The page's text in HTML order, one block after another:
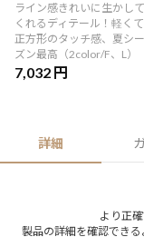
ライン感きれいに生かして
くれるディテール！軽くて
正方形のタッチ感、夏シー
ズン最高（2color/F、L）
7,032 円
詳細
より正
製品の詳細を確認できる